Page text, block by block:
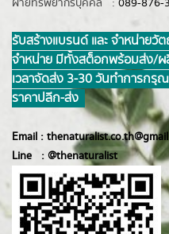
ฝ่ายทรัพยากรบุคคล : 089-876-
รับสร้างแบรนด์ และ จำหน่าย
จำหน่าย มีทั้งสต็อกพร้อมส่ง/ผลิ
เวลาจัดส่ง 3-30 วันทำการ กรุ
ราคาปลีก-ส่ง
Email :
Line : @thenaturalist